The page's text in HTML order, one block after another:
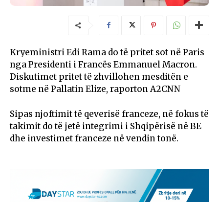
Kryeministri Edi Rama do të pritet sot në Paris
nga Presidenti i Francës Emmanuel Macron.
Diskutimet pritet të zhvillohen mesditën e
sotme në Pallatin Elize, raporton A2CNN
Sipas njoftimit të qeverisë franceze, në fokus të
takimit do të jetë integrimi i Shqipërisë në BE
dhe investimet franceze në vendin tonë.